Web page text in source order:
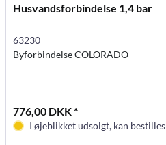
Husvandsforbindelse 1,4 bar
63230
Byforbindelse COLORADO
776,00 DKK *
I øjeblikket udsolgt, kan bestilles